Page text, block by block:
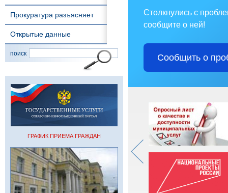
Прокуратура разъясняет
Открытые данные
поиск
ГРАФИК ПРИЕМА ГРАЖДАН
Столкнулись с
сообщите о ней!
Сообщить о